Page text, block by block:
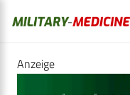
Anzeige